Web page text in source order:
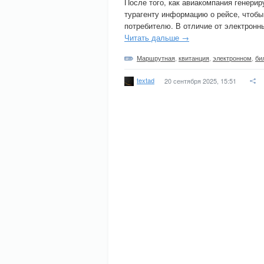
турагенту информацию о рейсе,
потребителю. В отличие от
Читать дальше →
Маршрутная квитанция электронном
textad 20 сентября 2025, 15:51